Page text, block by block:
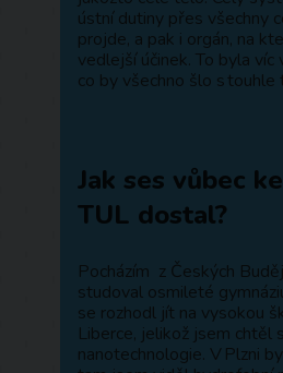
ústní dutiny přes všechny
projde, a pak i orgán, na
vedlejší účinek. To byla víc
co by všechno šlo s
Jak ses vůbec
TUL dostal?
Pocházím z Českých
studoval osmileté
se rozhodl jít na vysokou
Liberce, jelikož jsem chtěl
nanotechnologie. V Plzni